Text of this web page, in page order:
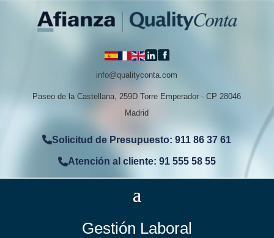
info@qualityconta.com
Paseo de la Castellana, 259D Torre Emperador - CP 28046
Madrid
Solicitud de Presupuesto: 911 86 37 61
Atención al cliente: 91 555 58 55
Gestión Laboral